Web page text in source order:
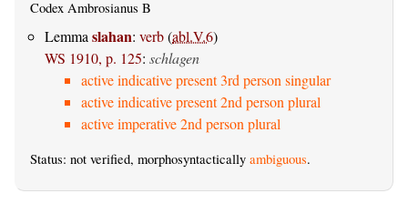
Codex Ambrosianus B
Lemma slahan: verb(abl.V.6)
WS 1910, p. 125: schlagen
active indicative present 3rd person singular
active indicative present 2nd person plural
active imperative 2nd person plural
Status: not verified, morphosyntactically ambiguous.